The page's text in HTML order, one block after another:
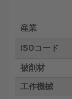
産業
ISOコード
被削材
工作機械